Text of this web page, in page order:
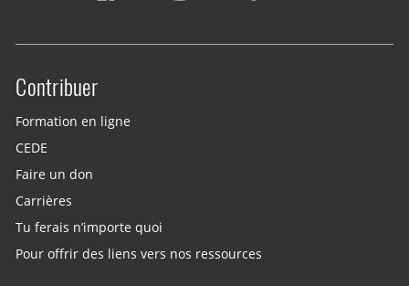
Site menu
Contribuer
Formation en ligne
CEDE
Faire un don
Carrières
Tu ferais n’importe quoi
Pour offrir des liens vers nos ressources